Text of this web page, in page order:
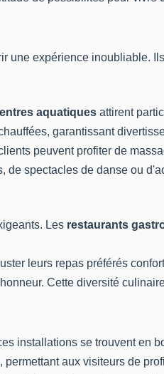
une expérience inoubliable.
aquatiques attirent
garantissant
peuvent profiter de
spectacles de danse ou
Les restaurants
leurs repas préférés
Cette diversité
installations se trouvent en
, permettant aux visiteurs de